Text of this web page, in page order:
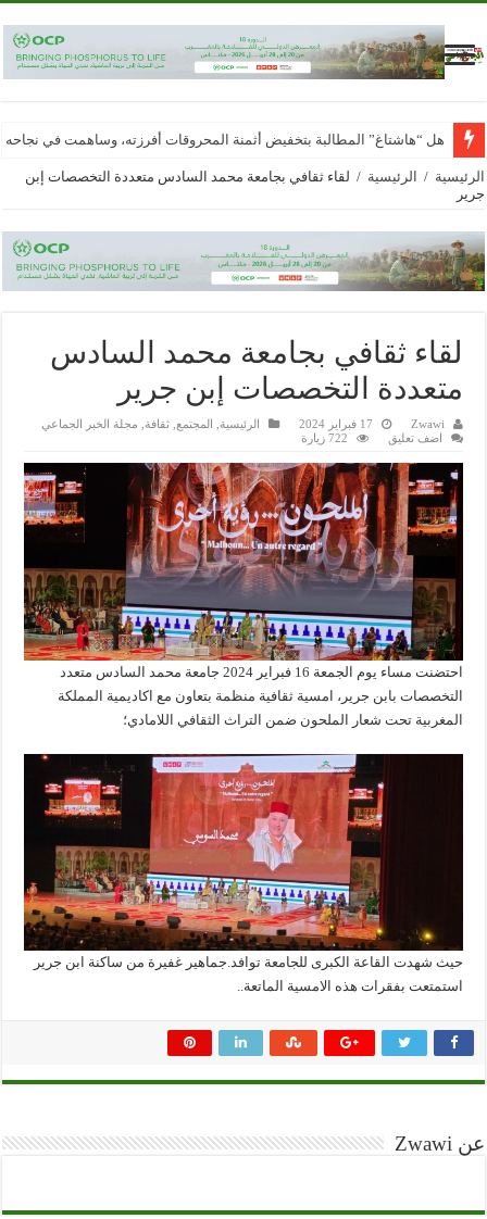
هل “هاشتاغ” المطالبة بتخفيض أثمنة المحروقات أفرزته، وساهمت في
الرئيسية / الرئيسية / لقاء ثقافي بجامعة محمد السادس متعددة التخصصات إبن
جرير
لقاء ثقافي بجامعة محمد السادس
متعددة التخصصات إبن جرير
Zwawi 17 فبراير 2024 الرئيسية المجتمع ,ثقافة
مجلة الخبر الجماعي
اضف تعليق
722 زيارة
احتضنت مساء يوم الجمعة 16 فبراير 2024 جامعة محمد السادس متعدد
التخصصات بابن جرير، امسية ثقافية منظمة بتعاون مع اكاديمية المملكة
المغربية تحت شعار الملحون ضمن التراث الثقافي اللامادي؛
حيث شهدت القاعة الكبرى للجامعة توافد.جماهير غفيرة من ساكنة ابن جرير
استمتعت بفقرات هذه الامسية الماتعة..
عن Zwawi